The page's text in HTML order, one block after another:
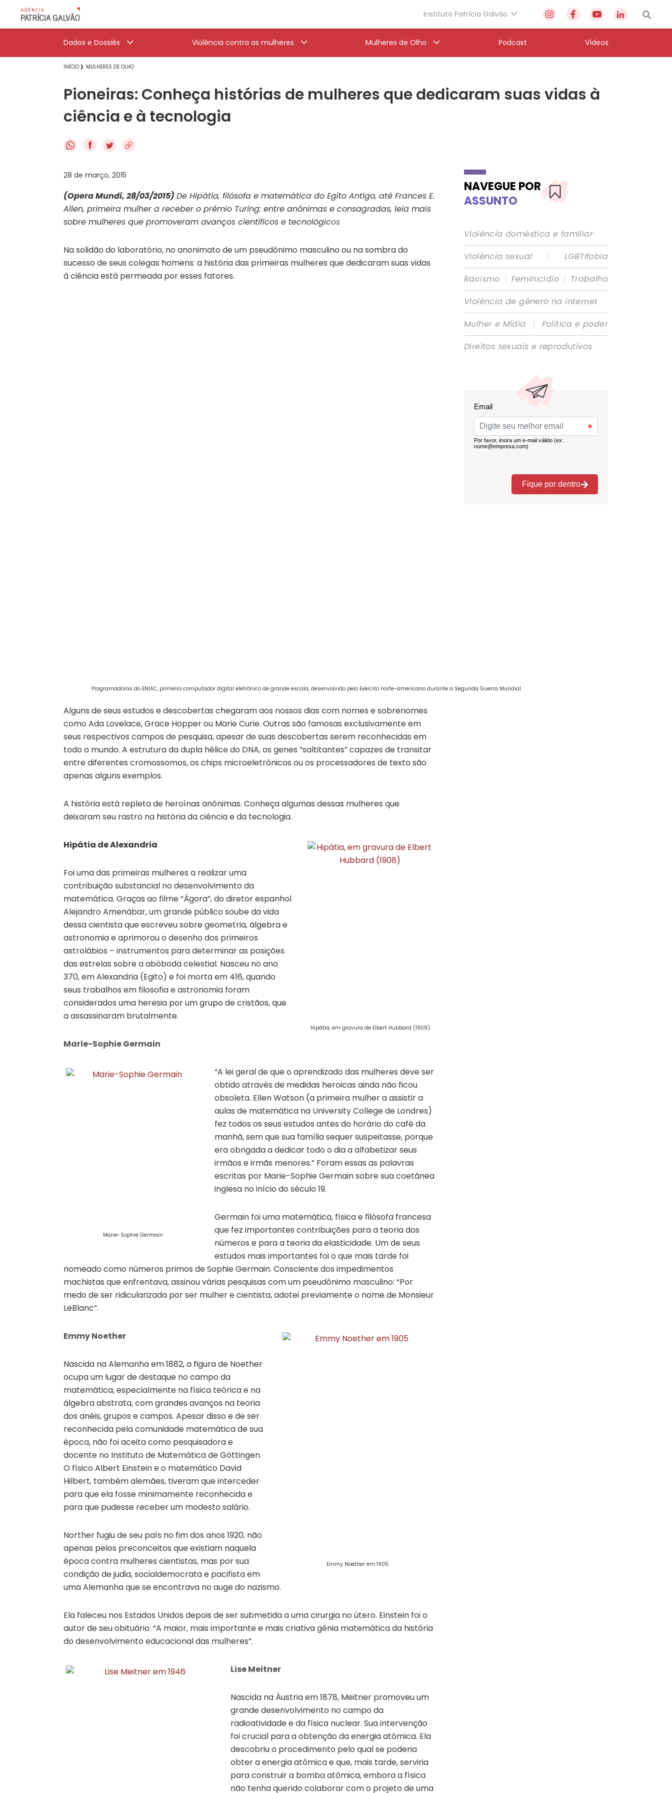
Instituto Patrícia Galvão
Dados e Dossiês Violência contra as mulheres Mulheres de Olho Podcast Vídeos
INÍCIO MULHERES DE OLHO
Pioneiras: Conheça histórias de mulheres que dedicaram suas vidas à
ciência e à tecnologia
f
28 de março, 2015
(Opera Mundi, 28/03/2015) De Hipátia, filósofa e matemática do Egito Antigo, até Frances E.
Allen, primeira mulher a receber o prêmio Turing: entre anônimas e consagradas, leia mais
sobre mulheres que promoveram avanços científicos e tecnológicos
Na solidão do laboratório, no anonimato de um pseudônimo masculino ou na sombra do
sucesso de seus colegas homens: a história das primeiras mulheres que dedicaram suas vidas
à ciência está permeada por esses fatores.
Programadoras do ENIAC, primeiro computador digital eletrônico de grande escala, desenvolvido pelo Exército norte-americano durante a Segunda Guerra Mundial
Alguns de seus estudos e descobertas chegaram aos nossos dias com nomes e sobrenomes
como Ada Lovelace, Grace Hopper ou Marie Curie. Outras são famosas exclusivamente em
seus respectivos campos de pesquisa, apesar de suas descobertas serem reconhecidas em
todo o mundo. A estrutura da dupla hélice do DNA, os genes “saltitantes” capazes de transitar
entre diferentes cromossomos, os chips microeletrônicos ou os processadores de texto são
apenas alguns exemplos.
A história está repleta de heroínas anônimas. Conheça algumas dessas mulheres que
deixaram seu rastro na história da ciência e da tecnologia.
Hipátia, em gravura de Elbert Hubbard (1908)
Hipátia de Alexandria
Foi uma das primeiras mulheres a realizar uma
contribuição substancial no desenvolvimento da
matemática. Graças ao filme “Ágora”, do diretor espanhol
Alejandro Amenábar, um grande público soube da vida
dessa cientista que escreveu sobre geometria, álgebra e
astronomia e aprimorou o desenho dos primeiros
astrolábios – instrumentos para determinar as posições
das estrelas sobre a abóboda celestial. Nasceu no ano
370, em Alexandria (Egito) e foi morta em 416, quando
seus trabalhos em filosofia e astronomia foram
considerados uma heresia por um grupo de cristãos, que
a assassinaram brutalmente.
Marie-Sophie Germain
Marie-Sophie Germain
“A lei geral de que o aprendizado das mulheres deve ser
obtido através de medidas heroicas ainda não ficou
obsoleta. Ellen Watson (a primeira mulher a assistir a
aulas de matemática na University College de Londres)
fez todos os seus estudos antes do horário do café da
manhã, sem que sua família sequer suspeitasse, porque
era obrigada a dedicar todo o dia a alfabetizar seus
irmãos e irmãs menores.” Foram essas as palavras
escritas por Marie-Sophie Germain sobre sua coetânea
inglesa no início do século 19.
Germain foi uma matemática, física e filósofa francesa
que fez importantes contribuições para a teoria dos
números e para a teoria da elasticidade. Um de seus
estudos mais importantes foi o que mais tarde foi
nomeado como números primos de Sophie Germain. Consciente dos impedimentos
machistas que enfrentava, assinou várias pesquisas com um pseudônimo masculino: “Por
medo de ser ridicularizada por ser mulher e cientista, adotei previamente o nome de Monsieur
LeBlanc”.
Emmy Noether em 1905
Emmy Noether
Nascida na Alemanha em 1882, a figura de Noether
ocupa um lugar de destaque no campo da
matemática, especialmente na física teórica e na
álgebra abstrata, com grandes avanços na teoria
dos anéis, grupos e campos. Apesar disso e de ser
reconhecida pela comunidade matemática de sua
época, não foi aceita como pesquisadora e
docente no Instituto de Matemática de Göttingen.
O físico Albert Einstein e o matemático David
Hilbert, também alemães, tiveram que interceder
para que ela fosse minimamente reconhecida e
para que pudesse receber um modesto salário.
Norther fugiu de seu país no fim dos anos 1920, não
apenas pelos preconceitos que existiam naquela
época contra mulheres cientistas, mas por sua
condição de judia, socialdemocrata e pacifista em
uma Alemanha que se encontrava no auge do nazismo.
Ela faleceu nos Estados Unidos depois de ser submetida a uma cirurgia no útero. Einstein foi o
autor de seu obituário: “A maior, mais importante e mais criativa gênia matemática da história
do desenvolvimento educacional das mulheres”.
Lise Meitner
Nascida na Áustria em 1878, Meitner promoveu um
grande desenvolvimento no campo da
radioatividade e da física nuclear. Sua intervenção
foi crucial para a obtenção da energia atômica. Ela
descobriu o procedimento pelo qual se poderia
obter a energia atômica e que, mais tarde, serviria
para construir a bomba atômica, embora a física
não tenha querido colaborar com o projeto de uma
NAVEGUE POR
ASSUNTO
Violência doméstica e familiar
Violência sexual
|
LGBTIfobia
Racismo | Feminicídio | Trabalho
Violência de gênero na internet
Mulher e Mídia
|
Política e poder
Direitos sexuais e reprodutivos